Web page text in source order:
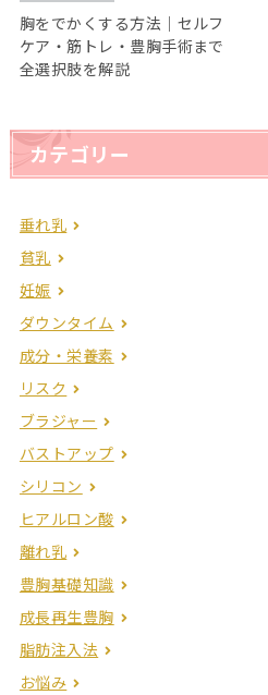
胸をでかくする方法｜セルフ
ケア・筋トレ・豊胸手術まで
全選択肢を解説
カテゴリー
垂れ乳
貧乳
妊娠
ダウンタイム
成分・栄養素
リスク
ブラジャー
バストアップ
シリコン
ヒアルロン酸
離れ乳
豊胸基礎知識
成長再生豊胸
脂肪注入法
お悩み